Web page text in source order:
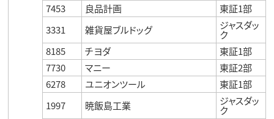
7453
良品計画
東証1部
3331
雑貨屋ブルドッグ ジャスダッ
ク
8185
チヨダ
東証1部
7730
マニー
東証2部
6278
ユニオンツール
東証1部
1997
暁飯島工業 ジャスダッ
ク